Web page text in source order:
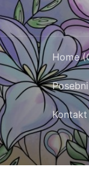
Home
Kontakt